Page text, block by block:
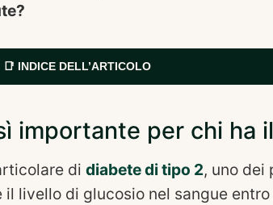
📑 INDICE DELL’ARTICOLO
importante per chi ha
di diabete di tipo 2, uno dei
livello di glucosio nel sangue entro